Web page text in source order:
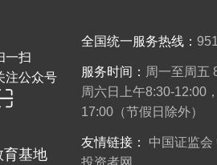
一扫
注公众号
育基地
全国统一服务热线：
服务时间： 周一至周五
周六日上午8:30-12:00
17:00（节假日除外）
友情链接： 中国证监会
投资者网